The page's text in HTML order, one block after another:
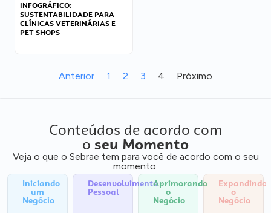
INFOGRÁFICO:
SUSTENTABILIDADE PARA
CLÍNICAS VETERINÁRIAS E
PET SHOPS
Anterior 1 2 3 4 Próximo
Conteúdos de acordo com
o seu Momento
Veja o que o Sebrae tem para você de acordo com o seu
momento:
Iniciando
um
Negócio
Desenvolvimento
Pessoal
Aprimorando
o
Negócio
Expandindo
o
Negócio